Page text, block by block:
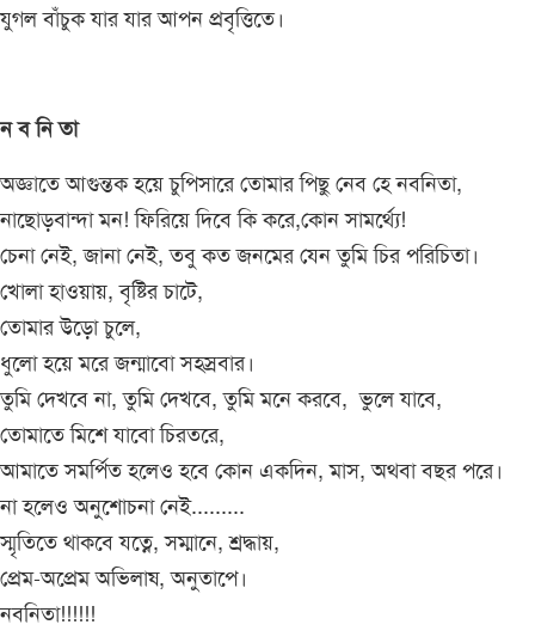
যুগল বাঁচুক যার যার আপন প্রবৃত্তিতে।
ন ব নি তা
অজ্ঞাতে আগুন্তক হয়ে চুপিসারে তোমার পিছু নেব হে নবনিতা,
নাছোড়বান্দা মন! ফিরিয়ে দিবে কি করে,কোন সামর্থ্যে!
চেনা নেই, জানা নেই, তবু কত জনমের যেন তুমি চির পরিচিতা।
খোলা হাওয়ায়, বৃষ্টির চাটে,
তোমার উড়ো চুলে,
ধুলো হয়ে মরে জন্মাবো সহস্রবার।
তুমি দেখবে না, তুমি দেখবে, তুমি মনে করবে, ভুলে যাবে,
তোমাতে মিশে যাবো চিরতরে,
আমাতে সমর্পিত হলেও হবে কোন একদিন, মাস, অথবা বছর পরে।
না হলেও অনুশোচনা নেই.........
স্মৃতিতে থাকবে যত্নে, সম্মানে, শ্রদ্ধায়,
প্রেম-অপ্রেম অভিলাষ, অনুতাপে।
নবনিতা!!!!!!